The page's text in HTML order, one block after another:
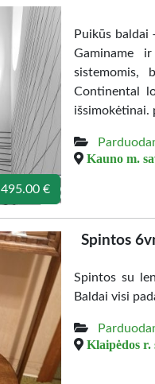
495.00 €
Puikūs baldai
Gaminame
sistemomis,
Continental
išsimokėtinai.
Kauno m.
Spintos
Spintos su
Baldai visi
Klaipėdos r.